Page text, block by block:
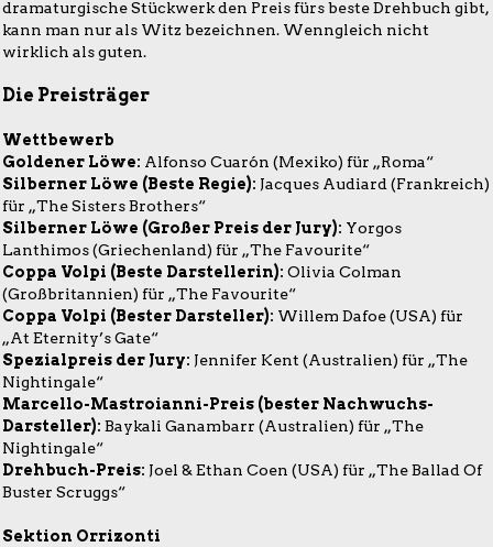
dramaturgische Stückwerk den Preis fürs beste Drehbuch gibt,
kann man nur als Witz bezeichnen. Wenngleich nicht
wirklich als guten.
Die Preisträger
Wettbewerb
Goldener Löwe: Alfonso Cuarón (Mexiko) für „Roma“
Silberner Löwe (Beste Regie): Jacques Audiard (Frankreich)
für „The Sisters Brothers“
Silberner Löwe (Großer Preis der Jury): Yorgos
Lanthimos (Griechenland) für „The Favourite“
Coppa Volpi (Beste Darstellerin): Olivia Colman
(Großbritannien) für „The Favourite“
Coppa Volpi (Bester Darsteller): Willem Dafoe (USA) für
„At Eternity’s Gate“
Spezialpreis der Jury: Jennifer Kent (Australien) für „The
Nightingale“
Marcello-Mastroianni-Preis (bester Nachwuchs-
Darsteller): Baykali Ganambarr (Australien) für „The
Nightingale“
Drehbuch-Preis: Joel & Ethan Coen (USA) für „The Ballad Of
Buster Scruggs“
Sektion Orrizonti